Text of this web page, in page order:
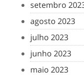
setembro
agosto 2023
julho 2023
junho 2023
maio 2023